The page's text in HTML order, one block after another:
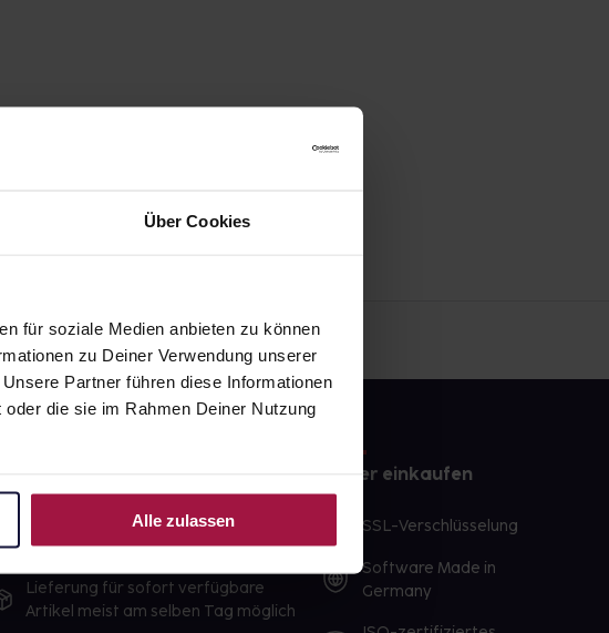
Über Cookies
für soziale Medien anbieten zu können
zu Deiner Verwendung unserer
Partner führen diese Informationen
die sie im Rahmen Deiner Nutzung
Alle zulassen
Ausgewählte Wunschprodukte
sofort abholbereit
Lieferung für sofort verfügbare
Artikel meist am selben Tag möglich
Sicher einkaufen
SSL-Verschlüsselung
Software Made in
Germany